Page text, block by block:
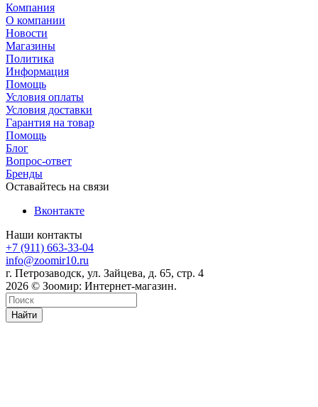
Компания
О компании
Новости
Магазины
Политика
Информация
Помощь
Условия оплаты
Условия доставки
Гарантия на товар
Помощь
Блог
Вопрос-ответ
Бренды
Оставайтесь на связи
Вконтакте
Наши контакты
+7 (911) 663-33-04
info@zoomir10.ru
г. Петрозаводск, ул. Зайцева, д. 65, стр. 4
2026 © Зоомир: Интернет-магазин.
Найти